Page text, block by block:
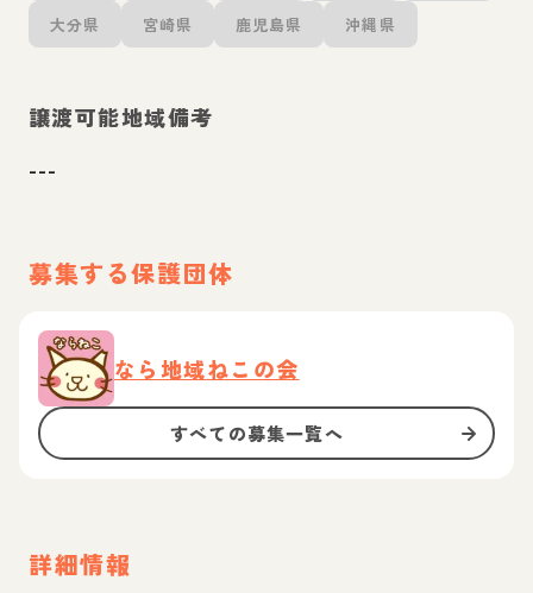
大分県 宮崎県 鹿児島県 沖縄県
譲渡可能地域備考
---
募集する保護団体
なら地域ねこの会
すべての募集一覧へ
詳細情報